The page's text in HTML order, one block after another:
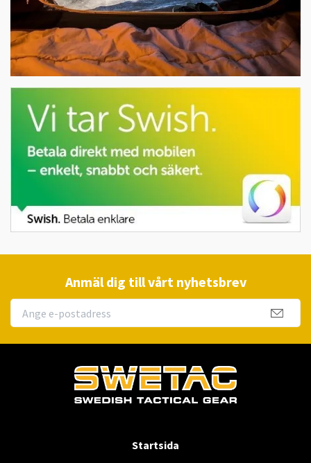
Anmäl dig till vårt nyhetsbrev
Startsida